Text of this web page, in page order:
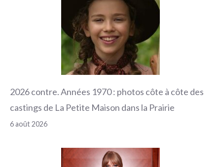
2026 contre. Années 1970 : photos côte à côte des
castings de La Petite Maison dans la Prairie
6 août 2026